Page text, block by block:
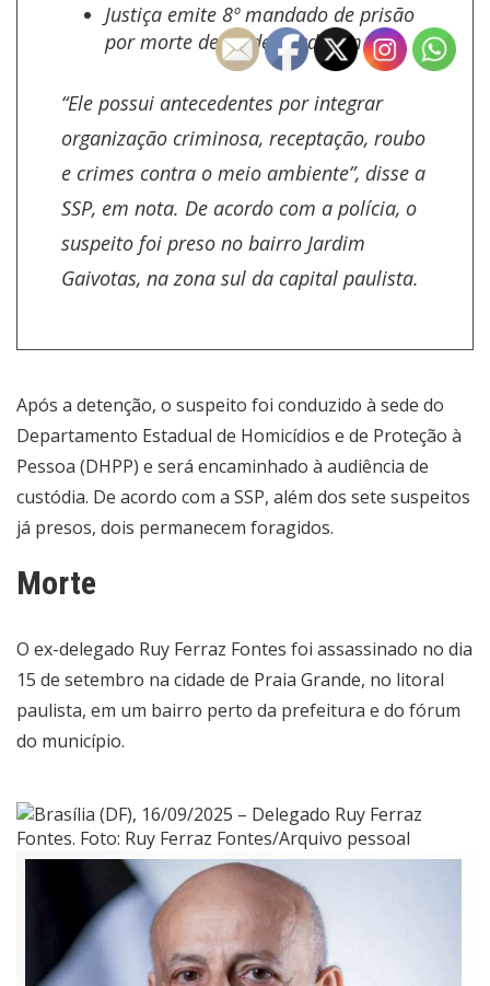
Justiça emite 8º mandado de prisão
por morte de ex-delegado em SP.
“Ele possui antecedentes por integrar
organização criminosa, receptação, roubo
e crimes contra o meio ambiente”, disse a
SSP, em nota. De acordo com a polícia, o
suspeito foi preso no bairro Jardim
Gaivotas, na zona sul da capital paulista.
Após a detenção, o suspeito foi conduzido à sede do
Departamento Estadual de Homicídios e de Proteção à
Pessoa (DHPP) e será encaminhado à audiência de
custódia. De acordo com a SSP, além dos sete suspeitos
já presos, dois permanecem foragidos.
Morte
O ex-delegado Ruy Ferraz Fontes foi assassinado no dia
15 de setembro na cidade de Praia Grande, no litoral
paulista, em um bairro perto da prefeitura e do fórum
do município.